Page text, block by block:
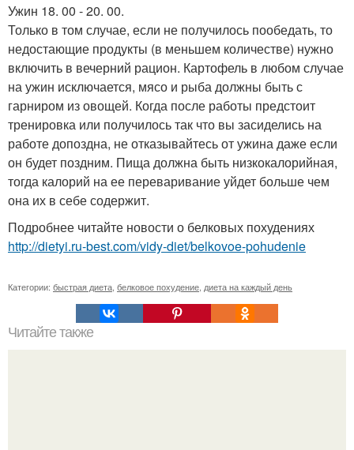
Ужин 18. 00 - 20. 00.
Только в том случае, если не получилось пообедать, то
недостающие продукты (в меньшем количестве) нужно
включить в вечерний рацион. Картофель в любом случае
на ужин исключается, мясо и рыба должны быть с
гарниром из овощей. Когда после работы предстоит
тренировка или получилось так что вы засиделись на
работе допоздна, не отказывайтесь от ужина даже если
он будет поздним. Пища должна быть низкокалорийная,
тогда калорий на ее переваривание уйдет больше чем
она их в себе содержит.
Подробнее читайте новости о белковых похудениях
http://dietyi.ru-best.com/vidy-diet/belkovoe-pohudenie
Категории: быстрая диета белковое похудение диета на каждый день
Читайте также